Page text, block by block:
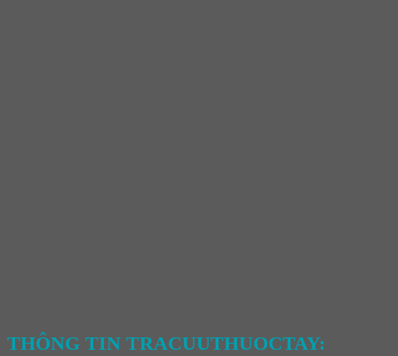
THÔNG TIN TRACUUTHUOCTAY: